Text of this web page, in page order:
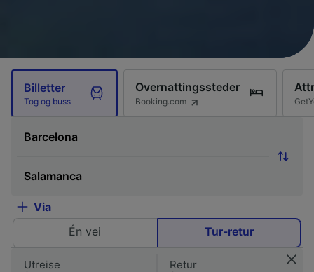
Billetter
Tog og buss
Overnattingssteder
Booking.com
Via
Én vei
Tur-retur
Utreise Retur